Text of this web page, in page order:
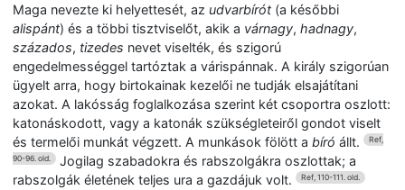
Maga nevezte ki helyettesét, az udvarbírót (a későbbi
alispánt) és a többi tisztviselőt, akik a várnagy,hadnagy,
százados, tizedes nevet viselték, és szigorú
engedelmességgel tartóztak a várispánnak. A király szigorúan
ügyelt arra, hogy birtokainak kezelői ne tudják elsajátítani
azokat. A lakósság foglalkozása szerint két csoportra oszlott:
katonáskodott, vagy a katonák szükségleteiről gondot viselt
és termelői munkát végzett. A munkások fölött abíróállt. Ref,
90-96. old.
Jogilag szabadokra és rabszolgákra oszlottak; a
rabszolgák életének teljes ura a gazdájuk volt. Ref, 110-111. old.